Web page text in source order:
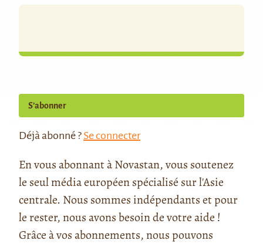
S’abonner
Déjà abonné ? Se connecter
En vous abonnant à Novastan, vous soutenez
le seul média européen spécialisé sur l'Asie
centrale. Nous sommes indépendants et pour
le rester, nous avons besoin de votre aide !
Grâce à vos abonnements, nous pouvons